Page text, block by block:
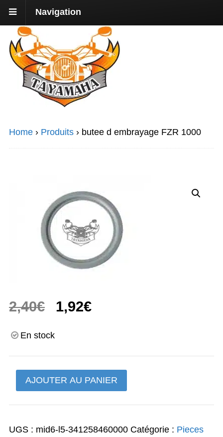
Navigation
Home › Produits › butee d embrayage FZR 1000
2,40€
Le
était :
2,40€.
1,92€Le
est :
1,92€.
En stock
quantité
de
butee
embrayage
AJOUTER AU PANIER
UGS : mid6-l5-341258460000 Catégorie : Pieces